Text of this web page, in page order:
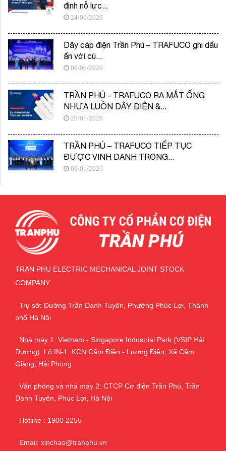
định nỗ lực...
24/06/2026
Dây cáp điện Trần Phú – TRAFUCO ghi dấu
ấn với cú...
06/06/2026
TRẦN PHÚ - TRAFUCO RA MẮT ỐNG
NHỰA LUỒN DÂY ĐIỆN &...
20/01/2026
TRẦN PHÚ – TRAFUCO TIẾP TỤC
ĐƯỢC VINH DANH TRONG...
09/01/2026
TRAN PHU ELECTRIC MECHANICAL JOINT STOCK
COMPANY
Trụ sở: Đường Trần Danh Tuyên, Phường Phúc Lợi, Thành
phố Hà Nội
Nhà máy 1: Vietnam - Singapore Industrial Park (VSIP Hải
Dương), Lô IN-1, KCN Cẩm Điền - Lương Điền, Xã Cẩm
Giàng, Hải Phòng
Văn phòng và nhà máy 2: CTCP Cơ điện Trần Phú, Trần
Danh Tuyên, Phúc Lợi, Hà Nội
Hotline : 1900 2255
Email: xinchao@tranphu.vn